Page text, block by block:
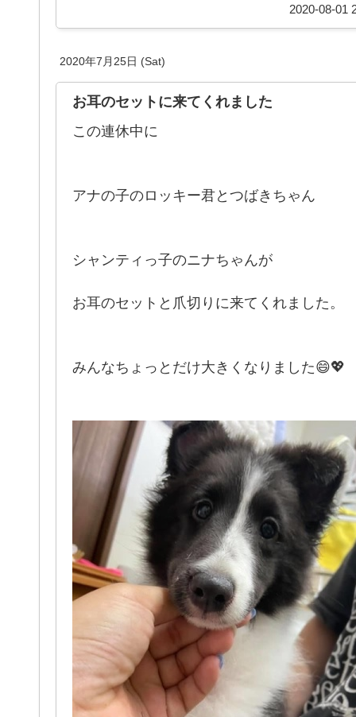
2020-08-01
2020年7月25日 (Sat)
お耳のセットに来てくれました
この連休中に
アナの子のロッキー君とつばきちゃん
シャンティっ子のニナちゃんが
お耳のセットと爪切りに来てくれました。
みんなちょっとだけ大きくなりました😄💖